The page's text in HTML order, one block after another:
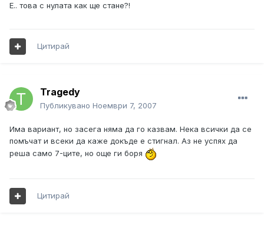
Е.. това с нулата как ще стане?!
Цитирай
Tragedy
Публикувано Ноември 7, 2007
Има вариант, но засега няма да го казвам. Нека всички да се
помъчат и всеки да каже докъде е стигнал. Аз не успях да
реша само 7-ците, но още ги боря
Цитирай